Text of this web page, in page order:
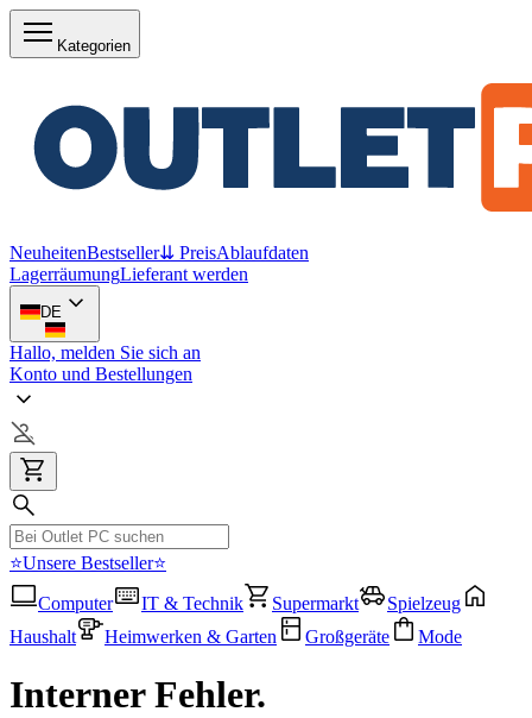
Kategorien
NeuheitenBestseller⇊ PreisAblaufdaten
LagerräumungLieferant werden
DE
Hallo, melden Sie sich an
Konto und Bestellungen
⭐Unsere Bestseller⭐
Computer
IT & Technik Supermarkt
Spielzeug
Haushalt
Heimwerken & Garten Großgeräte Mode
Interner Fehler.